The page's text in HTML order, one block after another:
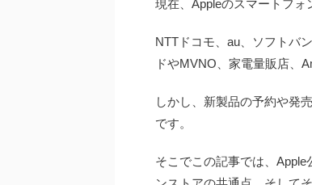
現在、Appleのスマートフォ
NTTドコモ、au、ソフトバ
ドやMVNO、家電量販店、
しかし、新製品の予約や発
です。
そこでこの記事では、